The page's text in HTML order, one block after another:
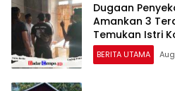
Dugaan
Amankan 3
Temukan Istri
BERITA UTAMA